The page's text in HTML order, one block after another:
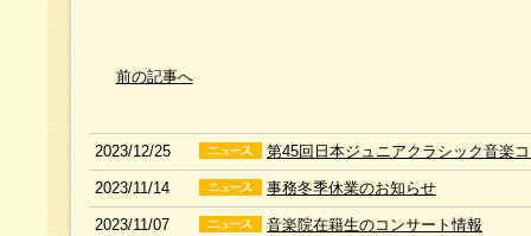
前の記事へ
2023/12/25 第45回日本ジュニアクラシック音楽
2023/11/14 事務冬季休業のお知らせ
2023/11/07 音楽院在籍生のコンサート情報